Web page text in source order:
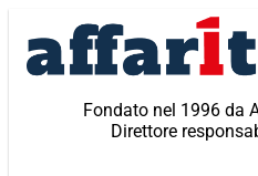
contenuto
Fondato nel 1996 da
Direttore